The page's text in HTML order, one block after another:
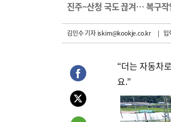
진주~산청 국도 끊겨… 복구작
김인수 기자iskim@kookje.co.kr | 입
“더는 자동차
요.”